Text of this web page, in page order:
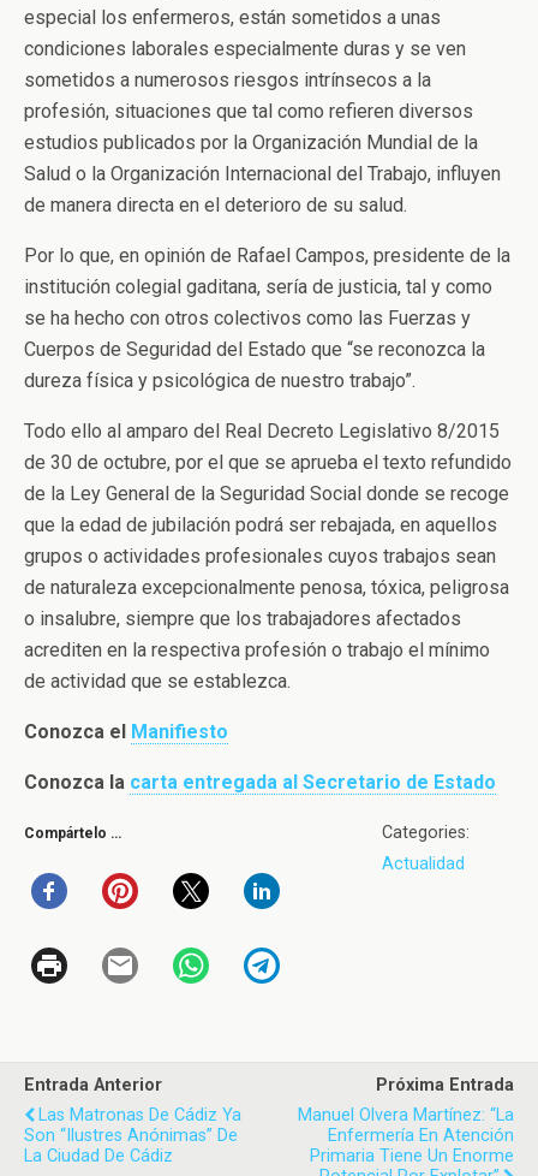
especial los enfermeros, están sometidos a unas
condiciones laborales especialmente duras y se ven
sometidos a numerosos riesgos intrínsecos a la
profesión, situaciones que tal como refieren diversos
estudios publicados por la Organización Mundial de la
Salud o la Organización Internacional del Trabajo, influyen
de manera directa en el deterioro de su salud.
Por lo que, en opinión de Rafael Campos, presidente de la
institución colegial gaditana, sería de justicia, tal y como
se ha hecho con otros colectivos como las Fuerzas y
Cuerpos de Seguridad del Estado que “se reconozca la
dureza física y psicológica de nuestro trabajo”.
Todo ello al amparo del Real Decreto Legislativo 8/2015
de 30 de octubre, por el que se aprueba el texto refundido
de la Ley General de la Seguridad Social donde se recoge
que la edad de jubilación podrá ser rebajada, en aquellos
grupos o actividades profesionales cuyos trabajos sean
de naturaleza excepcionalmente penosa, tóxica, peligrosa
o insalubre, siempre que los trabajadores afectados
acrediten en la respectiva profesión o trabajo el mínimo
de actividad que se establezca.
Conozca el Manifiesto
Conozca la carta entregada al Secretario de Estado
Compártelo …
Categories:
Actualidad
Entrada Anterior
Las Matronas De Cádiz Ya
Son “Ilustres Anónimas” De
La Ciudad De Cádiz
Próxima Entrada
Manuel Olvera Martínez: “La
Enfermería En Atención
Primaria Tiene Un Enorme